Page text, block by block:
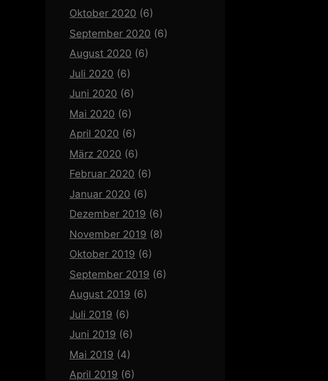
Oktober 2020 (6)
September 2020 (6)
August 2020 (6)
Juli 2020 (6)
Juni 2020 (6)
Mai 2020 (6)
April 2020 (6)
März 2020 (6)
Februar 2020 (6)
Januar 2020 (6)
Dezember 2019 (6)
November 2019 (8)
Oktober 2019 (6)
September 2019 (6)
August 2019 (6)
Juli 2019 (6)
Juni 2019 (6)
Mai 2019 (4)
April 2019 (6)